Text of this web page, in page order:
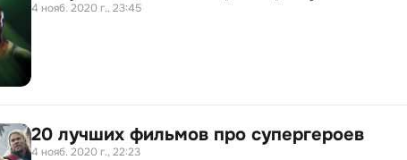
4 нояб. 2020 г., 23:45
20 лучших фильмов про супергероев
4 нояб. 2020 г., 22:23